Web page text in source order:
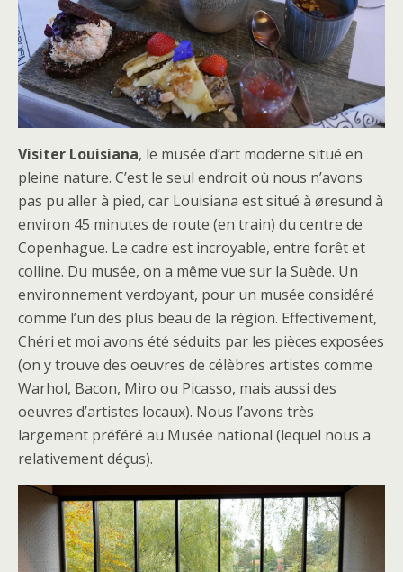
Visiter Louisiana, le musée d’art moderne situé en
pleine nature. C’est le seul endroit où nous n’avons
pas pu aller à pied, car Louisiana est situé à øresund à
environ 45 minutes de route (en train) du centre de
Copenhague. Le cadre est incroyable, entre forêt et
colline. Du musée, on a même vue sur la Suède. Un
environnement verdoyant, pour un musée considéré
comme l’un des plus beau de la région. Effectivement,
Chéri et moi avons été séduits par les pièces exposées
(on y trouve des oeuvres de célèbres artistes comme
Warhol, Bacon, Miro ou Picasso, mais aussi des
oeuvres d’artistes locaux). Nous l’avons très
largement préféré au Musée national (lequel nous a
relativement déçus).